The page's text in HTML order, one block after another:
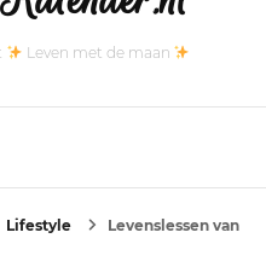
Leven met de maan
Lifestyle Levenslessen van